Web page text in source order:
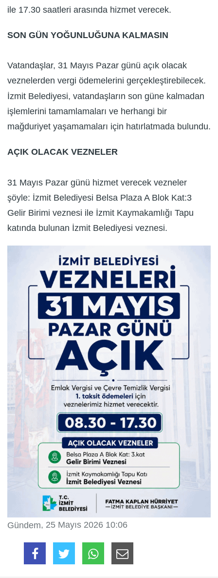
ile 17.30 saatleri arasında hizmet verecek.
SON GÜN YOĞUNLUĞUNA KALMASIN
Vatandaşlar, 31 Mayıs Pazar günü açık olacak
veznelerden vergi ödemelerini gerçekleştirebilecek.
İzmit Belediyesi, vatandaşların son güne kalmadan
işlemlerini tamamlamaları ve herhangi bir
mağduriyet yaşamamaları için hatırlatmada bulundu.
AÇIK OLACAK VEZNELER
31 Mayıs Pazar günü hizmet verecek vezneler
şöyle: İzmit Belediyesi Belsa Plaza A Blok Kat:3
Gelir Birimi veznesi ile İzmit Kaymakamlığı Tapu
katında bulunan İzmit Belediyesi veznesi.
Gündem, 25 Mayıs 2026 10:06